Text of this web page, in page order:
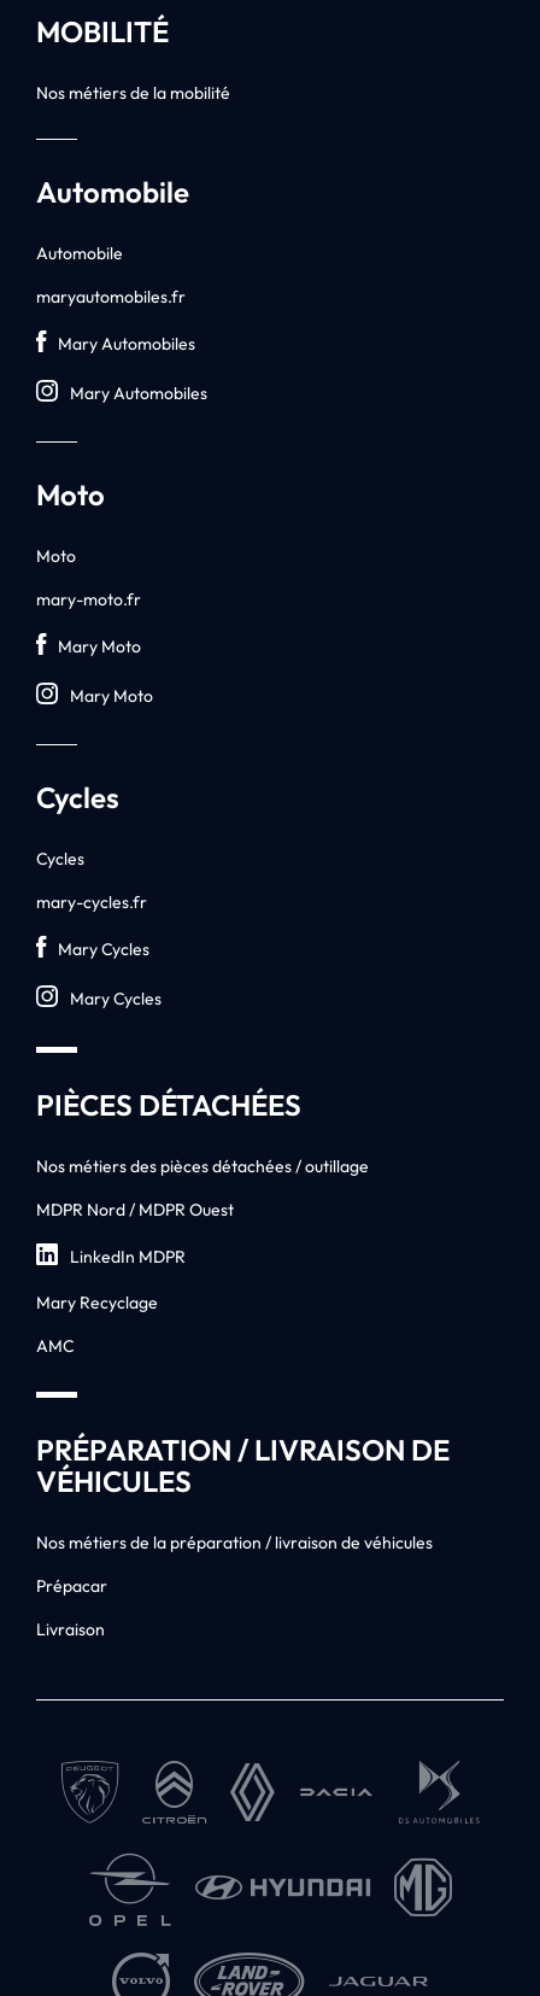
MOBILITÉ
Nos métiers de la mobilité
Automobile
Automobile
maryautomobiles.fr
Mary Automobiles
Mary Automobiles
Moto
Moto
mary-moto.fr
Mary Moto
Mary Moto
Cycles
Cycles
mary-cycles.fr
Mary Cycles
Mary Cycles
PIÈCES DÉTACHÉES
Nos métiers des pièces détachées / outillage
MDPR Nord / MDPR Ouest
LinkedIn MDPR
Mary Recyclage
AMC
PRÉPARATION / LIVRAISON DE
VÉHICULES
Nos métiers de la préparation / livraison de véhicules
Prépacar
Livraison